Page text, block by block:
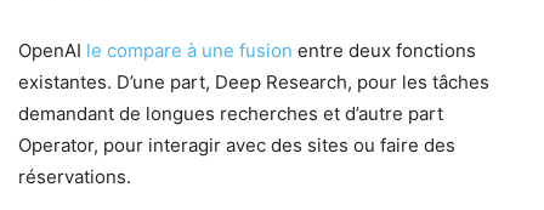
OpenAI le compare à une fusion entre deux fonctions
existantes. D’une part, Deep Research, pour les tâches
demandant de longues recherches et d’autre part
Operator, pour interagir avec des sites ou faire des
réservations.